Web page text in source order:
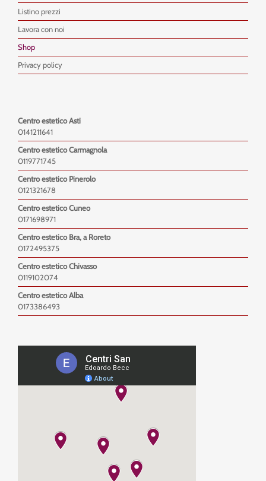
Listino prezzi
Lavora con noi
Shop
Privacy policy
Centro estetico Asti
0141211641
Centro estetico Carmagnola
0119771745
Centro estetico Pinerolo
0121321678
Centro estetico Cuneo
0171698971
Centro estetico Bra, a Roreto
0172495375
Centro estetico Chivasso
0119102074
Centro estetico Alba
0173386493